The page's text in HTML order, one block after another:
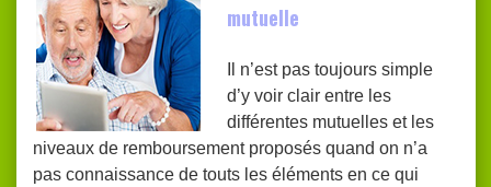
mutuelle
Il n’est pas toujours simple
d’y voir clair entre les
différentes mutuelles et les
niveaux de remboursement proposés quand on n’a
pas connaissance de touts les éléments en ce qui